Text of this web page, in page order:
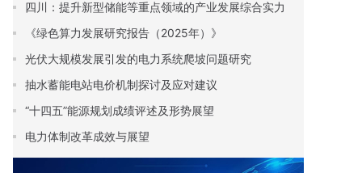
四川：提升新型储能等重点领域的产业发展综合实力
《绿色算力发展研究报告（2025年）》
光伏大规模发展引发的电力系统爬坡问题研究
抽水蓄能电站电价机制探讨及应对建议
“十四五”能源规划成绩评述及形势展望
电力体制改革成效与展望